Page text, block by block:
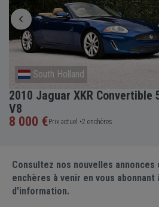
South Holland
2010 Jaguar XKR Convertible
V8
8 000 €Prix actuel •2 enchères
Consultez nos nouvelles
enchères à venir en vous
d'information.